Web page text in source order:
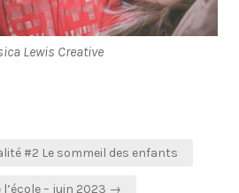
Lewis Creative
#2 Le sommeil des enfants
l’école – juin 2023 →